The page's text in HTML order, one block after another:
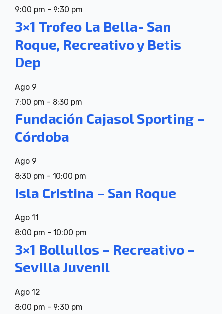
9:00 pm - 9:30 pm
3×1 Trofeo La Bella- San
Roque, Recreativo y Betis
Dep
Ago 9
7:00 pm - 8:30 pm
Fundación Cajasol Sporting –
Córdoba
Ago 9
8:30 pm - 10:00 pm
Isla Cristina – San Roque
Ago 11
8:00 pm - 10:00 pm
3×1 Bollullos – Recreativo –
Sevilla Juvenil
Ago 12
8:00 pm - 9:30 pm